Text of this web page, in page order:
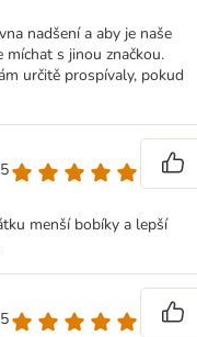
nadšení a aby je naše
s jinou značkou.
určitě prospívaly, pokud
menší bobíky a lepší